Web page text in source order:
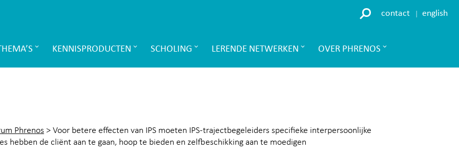
contact english
KENNISPRODUCTEN SCHOLING LERENDE NETWERKEN OVER PHRENOS
Phrenos > Voor betere effecten van IPS moeten IPS-trajectbegeleiders specifieke interpersoonlijke
hebben de cliënt aan te gaan, hoop te bieden en zelfbeschikking aan te moedigen